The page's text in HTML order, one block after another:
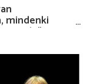
mindenki